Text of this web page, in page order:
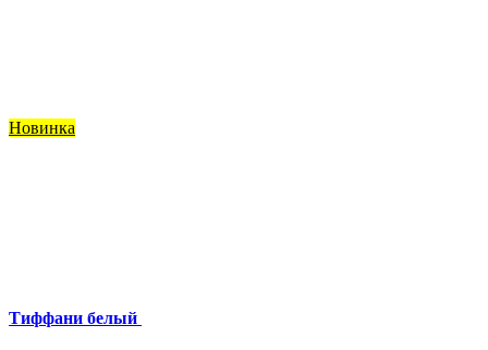
Новинка
Тиффани белый